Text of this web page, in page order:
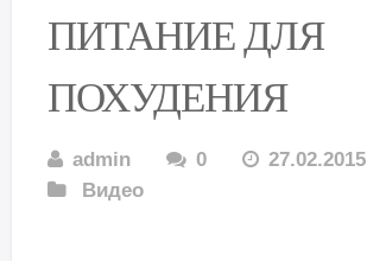
ПИТАНИЕ ДЛЯ
ПОХУДЕНИЯ
admin 0
27.02.2015
Видео